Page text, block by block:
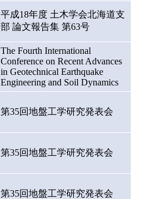
平成18年度 土木学会北海道支
部 論文報告集 第63号
The Fourth International
Conference on Recent Advances
in Geotechnical Earthquake
Engineering and Soil Dynamics
第35回地盤工学研究発表会
第35回地盤工学研究発表会
第35回地盤工学研究発表会